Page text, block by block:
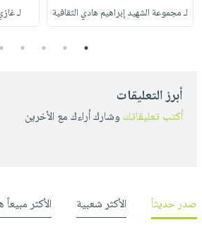
لـ مجموعة الشهيد إبراهيم هادي الثقافية
لـ
1
2
3
4
5
أبرز التعليقات
أكتب تعليقاتك وشارك أراءك مع الأخرين
صدر حديثاً الأكثر شعبية الأكثر